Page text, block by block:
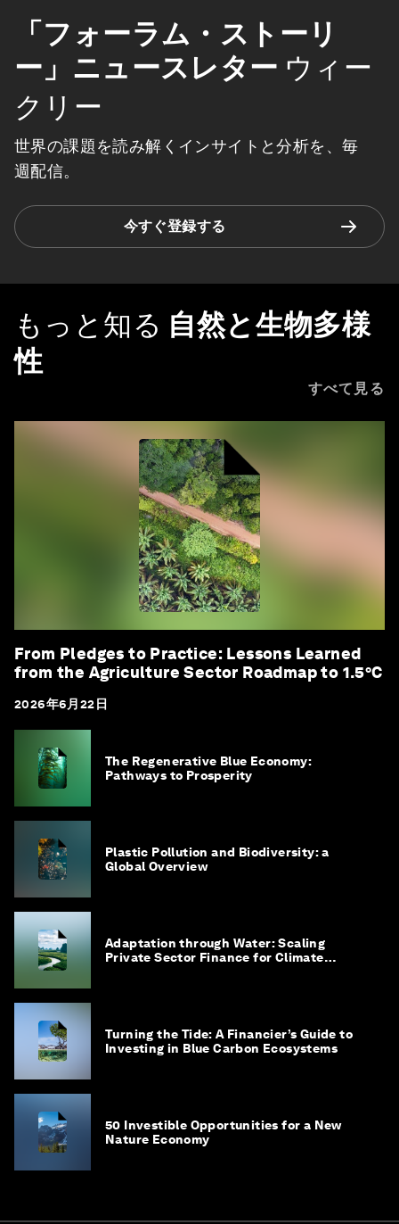
「フォーラム・ストーリ
ー」ニュースレター ウィー
クリー
世界の課題を読み解くインサイトと分析を、毎
週配信。
今すぐ登録する
もっと知る 自然と生物多様
性
すべて見る
From Pledges to Practice: Lessons Learned
from the Agriculture Sector Roadmap to 1.5°C
2026年6月22日
The Regenerative Blue Economy:
Pathways to Prosperity
Plastic Pollution and Biodiversity: a
Global Overview
Adaptation through Water: Scaling
Private Sector Finance for Climate
Turning the Tide: A Financier’s Guide to
Investing in Blue Carbon Ecosystems
50 Investible Opportunities for a New
Nature Economy